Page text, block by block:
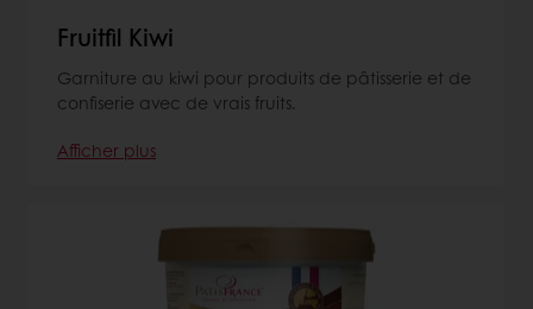
Fruitfil Kiwi
Garniture au kiwi pour produits de pâtisserie et de
confiserie avec de vrais fruits.
Afficher plus